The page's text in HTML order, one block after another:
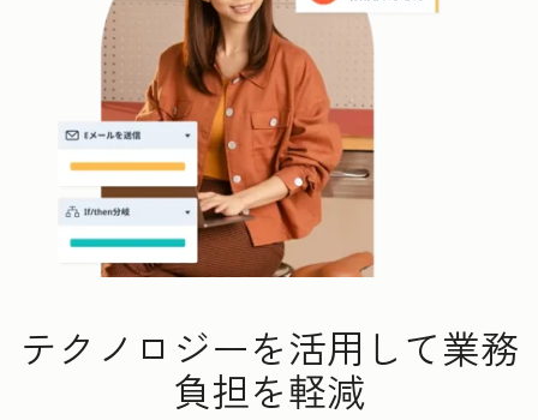
テクノロジーを活用して業務
負担を軽減